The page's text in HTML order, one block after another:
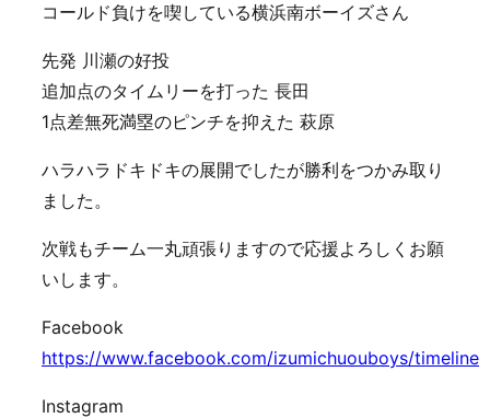
コールド負けを喫している横浜南ボーイズさん
先発 川瀬の好投
追加点のタイムリーを打った 長田
1点差無死満塁のピンチを抑えた 萩原
ハラハラドキドキの展開でしたが勝利をつかみ取り
ました。
次戦もチーム一丸頑張りますので応援よろしくお願
いします。
Facebook
https://www.facebook.com/izumichuouboys/timeline
Instagram